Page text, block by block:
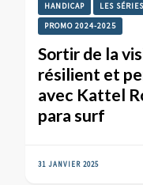
HANDICAP
LES
PROMO 2024-2025
Sortir de la
résilient et
avec Kattel
para surf
31 JANVIER 2025